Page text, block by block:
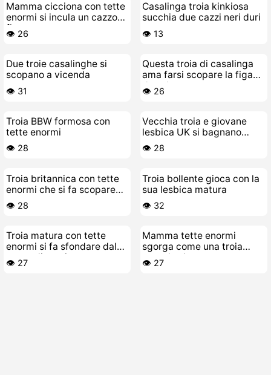
Mamma cicciona con tette
enormi si incula un cazzo
finto
👁️ 26
Casalinga troia kinkiosa
succhia due cazzi neri duri
👁️ 13
Due troie casalinghe si
scopano a vicenda
👁️ 31
Questa troia di casalinga
ama farsi scopare la figa
da sola
👁️ 26
Troia BBW formosa con
tette enormi
👁️ 28
Vecchia troia e giovane
lesbica UK si bagnano
come puttane
👁️ 28
Troia britannica con tette
enormi che si fa scopare
dal vicino
👁️ 28
Troia bollente gioca con la
sua lesbica matura
👁️ 32
Troia matura con tette
enormi si fa sfondare dal
cazzo di un giovane
stallone
👁️ 27
Mamma tette enormi
sgorga come una troia
quando sborra
👁️ 27